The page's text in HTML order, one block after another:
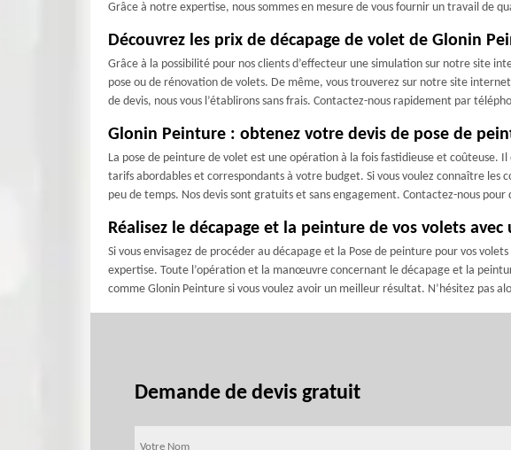
Grâce à notre expertise, nous sommes en mesure de vous fournir un travail de
Découvrez les prix de décapage de volet de Glonin
Grâce à la possibilité pour nos clients d’effecteur une simulation sur notre site
pose ou de rénovation de volets. De même, vous trouverez sur notre site
de devis, nous vous l’établirons sans frais. Contactez-nous rapidement par
Glonin Peinture : obtenez votre devis de pose de
La pose de peinture de volet est une opération à la fois fastidieuse et coûteuse.
tarifs abordables et correspondants à votre budget. Si vous voulez connaître
peu de temps. Nos devis sont gratuits et sans engagement. Contactez-nous pour
Réalisez le décapage et la peinture de vos volets
Si vous envisagez de procéder au décapage et la Pose de peinture pour vos
expertise. Toute l’opération et la manœuvre concernant le décapage et la
comme Glonin Peinture si vous voulez avoir un meilleur résultat. N’hésitez pas
Demande de devis gratuit